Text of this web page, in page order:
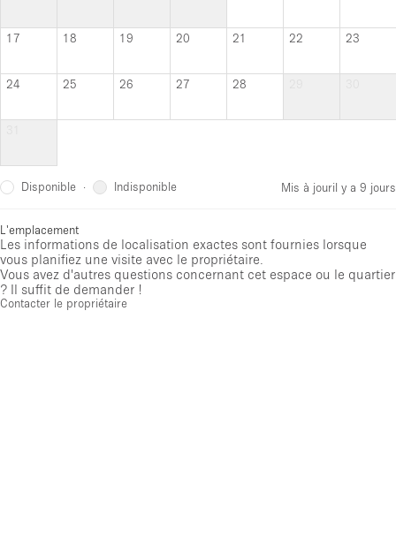
17 18 19 20 21 22 23
24 25 26 27 28
Disponible · Indisponible Mis à jouril y a 9 jours
L'emplacement
Les informations de localisation exactes sont fournies lorsque
vous planifiez une visite avec le propriétaire.
Vous avez d'autres questions concernant cet espace ou le quartier
? Il suffit de demander !
Contacter le propriétaire